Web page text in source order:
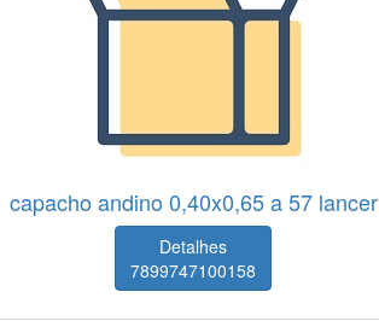
capacho andino 0,40x0,65 a 57 lancer
Detalhes
7899747100158